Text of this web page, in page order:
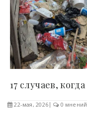
22-мая, 2026 0 мнений